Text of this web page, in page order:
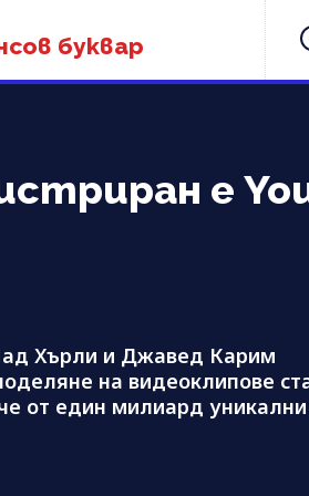
буквар
е
Хърли и Джавед Карим
на видеоклипове
от един милиард уникални